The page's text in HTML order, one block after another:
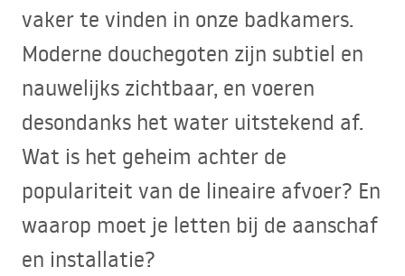
vaker te vinden in onze badkamers.
Moderne douchegoten zijn subtiel en
nauwelijks zichtbaar, en voeren
desondanks het water uitstekend af.
Wat is het geheim achter de
populariteit van de lineaire afvoer? En
waarop moet je letten bij de aanschaf
en installatie?